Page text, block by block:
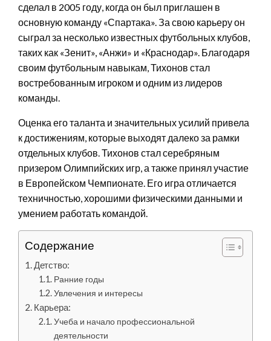
сделал в 2005 году, когда он был приглашен в
основную команду «Спартака». За свою карьеру он
сыграл за несколько известных футбольных клубов,
таких как «Зенит», «Анжи» и «Краснодар». Благодаря
своим футбольным навыкам, Тихонов стал
востребованным игроком и одним из лидеров
команды.
Оценка его таланта и значительных усилий привела
к достижениям, которые выходят далеко за рамки
отдельных клубов. Тихонов стал серебряным
призером Олимпийских игр, а также принял участие
в Европейском Чемпионате. Его игра отличается
техничностью, хорошими физическими данными и
умением работать командой.
Содержание
Детство:
Ранние годы
Увлечения и интересы
Карьера:
Учеба и начало профессиональной
деятельности